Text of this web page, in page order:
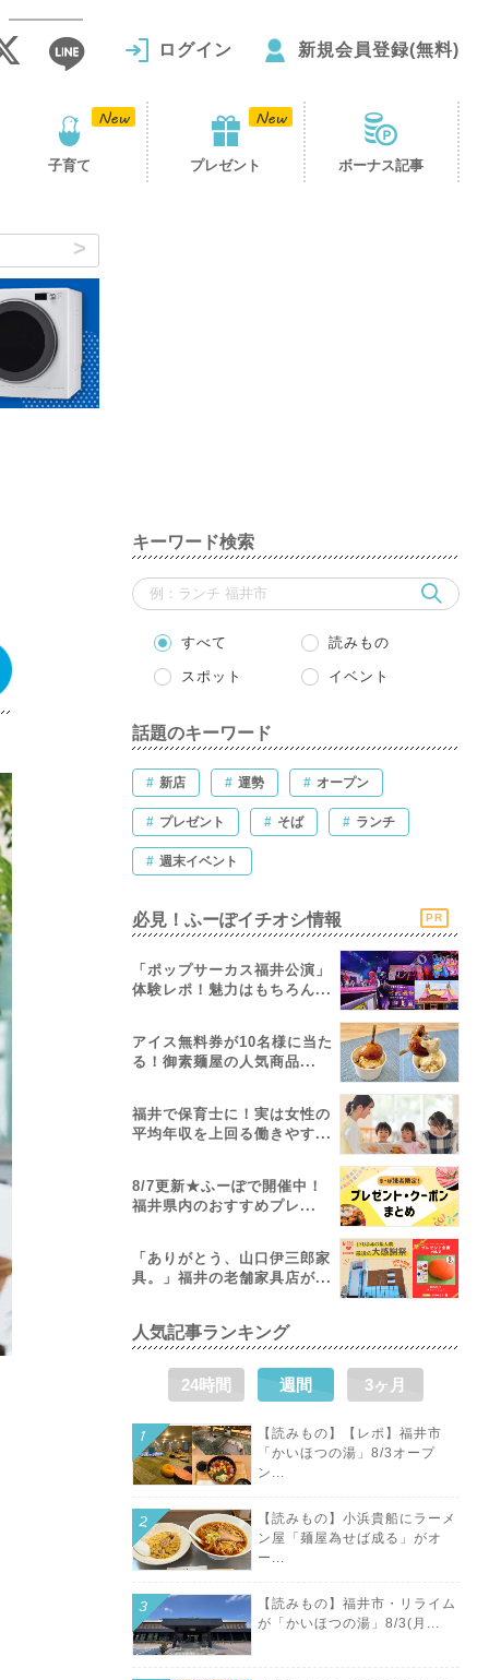
ログイン 新規会員登録(無料)
子育て プレゼント ボーナス記事
キーワード検索
すべて 読みもの
スポット イベント
話題のキーワード
# 新店 # 運勢 # オープン
# プレゼント # そば # ランチ
# 週末イベント
必見！ふーぽイチオシ情報 PR
「ポップサーカス福井公演」
体験レポ！魅力はもちろん...
アイス無料券が10名様に当た
る！御素麺屋の人気商品...
福井で保育士に！実は女性の
平均年収を上回る働きやす...
8/7更新★ふーぽで開催中！
福井県内のおすすめプレ...
「ありがとう、山口伊三郎家
具。」福井の老舗家具店が...
人気記事ランキング
24時間 週間 3ヶ月
【読みもの】【レポ】福井市
「かいほつの湯」8/3オープ
ン...
【読みもの】小浜貴船にラーメ
ン屋「麺屋為せば成る」がオ
ー...
【読みもの】福井市・リライム
が「かいほつの湯」8/3(月...